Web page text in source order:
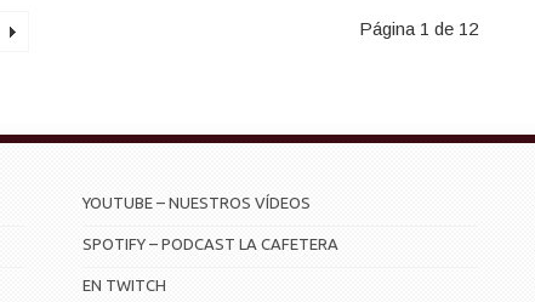
Página 1 de 12
YOUTUBE – NUESTROS VÍDEOS
SPOTIFY – PODCAST LA CAFETERA
EN TWITCH